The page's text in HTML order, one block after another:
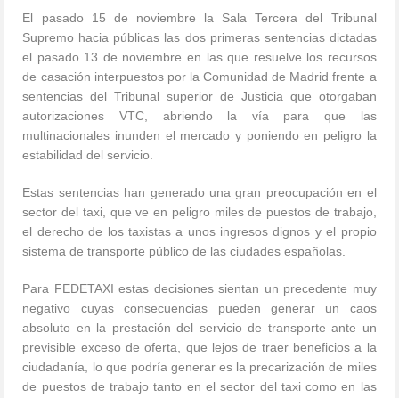
El pasado 15 de noviembre la Sala Tercera del Tribunal
Supremo hacia públicas las dos primeras sentencias dictadas
el pasado 13 de noviembre en las que resuelve los recursos
de casación interpuestos por la Comunidad de Madrid frente a
sentencias del Tribunal superior de Justicia que otorgaban
autorizaciones VTC, abriendo la vía para que las
multinacionales inunden el mercado y poniendo en peligro la
estabilidad del servicio.
Estas sentencias han generado una gran preocupación en el
sector del taxi, que ve en peligro miles de puestos de trabajo,
el derecho de los taxistas a unos ingresos dignos y el propio
sistema de transporte público de las ciudades españolas.
Para FEDETAXI estas decisiones sientan un precedente muy
negativo cuyas consecuencias pueden generar un caos
absoluto en la prestación del servicio de transporte ante un
previsible exceso de oferta, que lejos de traer beneficios a la
ciudadanía, lo que podría generar es la precarización de miles
de puestos de trabajo tanto en el sector del taxi como en las